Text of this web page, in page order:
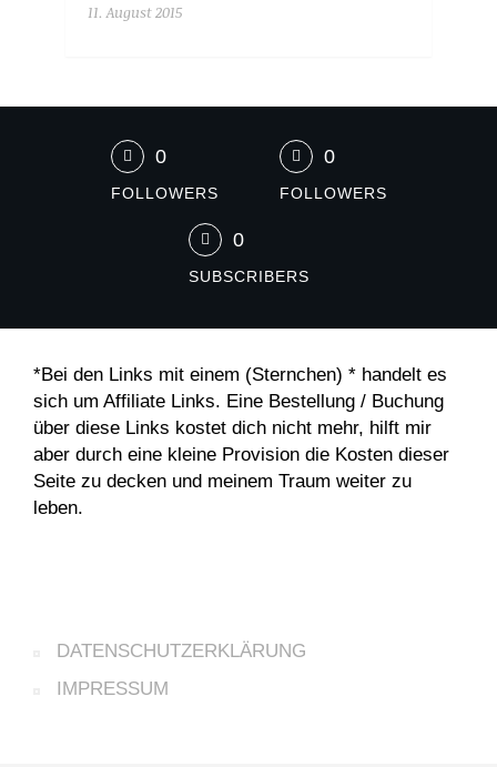
11. August 2015
0
FOLLOWERS
0
FOLLOWERS
0
SUBSCRIBERS
*Bei den Links mit einem (Sternchen) * handelt es
sich um Affiliate Links. Eine Bestellung / Buchung
über diese Links kostet dich nicht mehr, hilft mir
aber durch eine kleine Provision die Kosten dieser
Seite zu decken und meinem Traum weiter zu
leben.
DATENSCHUTZERKLÄRUNG
IMPRESSUM